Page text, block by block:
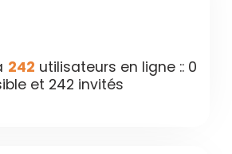
242 utilisateurs en ligne :: 0
et 242 invités